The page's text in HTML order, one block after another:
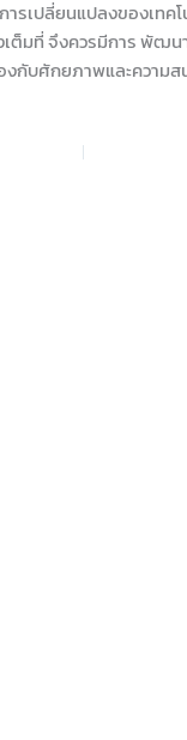
รเปลี่ยนแปลงของเทคโ
เต็มที่ จึงควรมีการ พัฒ
กับศักยภาพและความส